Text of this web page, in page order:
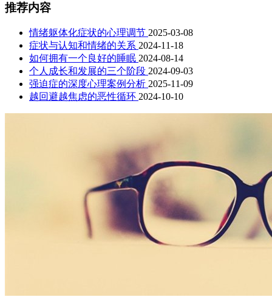
推荐内容
情绪躯体化症状的心理调节 2025-03-08
症状与认知和情绪的关系 2024-11-18
如何拥有一个良好的睡眠 2024-08-14
个人成长和发展的三个阶段 2024-09-03
强迫症的深度心理案例分析 2025-11-09
越回避越焦虑的恶性循环 2024-10-10